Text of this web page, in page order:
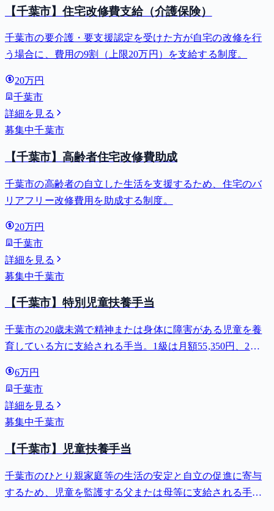
【千葉市】住宅改修費支給（介護保険）
千葉市の要介護・要支援認定を受けた方が自宅の改修を行
う場合に、費用の9割（上限20万円）を支給する制度。
20万円
千葉市
詳細を見る
募集中千葉市
【千葉市】高齢者住宅改修費助成
千葉市の高齢者の自立した生活を支援するため、住宅のバ
リアフリー改修費用を助成する制度。
20万円
千葉市
詳細を見る
募集中千葉市
【千葉市】特別児童扶養手当
千葉市の20歳未満で精神または身体に障害がある児童を養
育している方に支給される手当。1級は月額55,350円、2級
6万円
千葉市
詳細を見る
募集中千葉市
【千葉市】児童扶養手当
千葉市のひとり親家庭等の生活の安定と自立の促進に寄与
するため、児童を監護する父または母等に支給される手